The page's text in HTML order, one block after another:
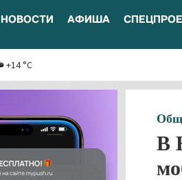
НОВОСТИ АФИША
+14 °C
В